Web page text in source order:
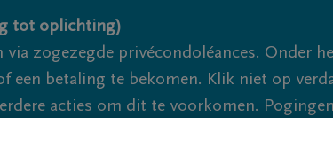
tot oplichting)
zogezegde privécondoléances. Onder
een betaling te bekomen. Klik niet op
acties om dit te voorkomen.